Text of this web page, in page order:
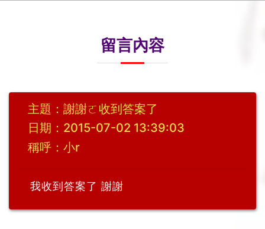
留言內容
主題：謝謝ㄛ收到答案了
日期：2015-07-02 13:39:03
稱呼：小r
我收到答案了 謝謝